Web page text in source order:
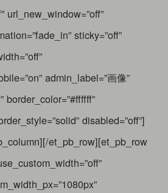
url_new_window=”off”
sticky=”off”
admin_label=”画像”
border_color=”#ffffff”
disabled=”off”]
et_pb_row][et_pb_row